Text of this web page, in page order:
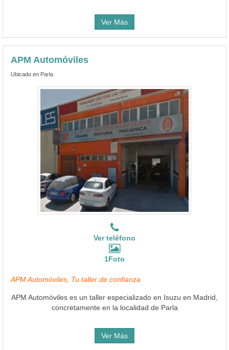
Ver Más
APM Automóviles
Ubicado en Parla
Ver teléfono
1Foto
APM Automóviles, Tu taller de confianza
APM Automóviles es un taller especializado en Isuzu en Madrid,
concretamente en la localidad de Parla
Ver Más